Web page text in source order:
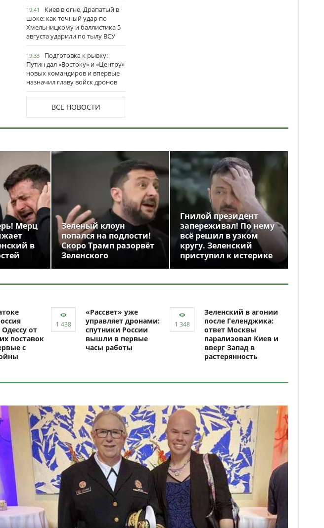
19:41
Киев в огне, Драпатый в
шоке: как точный удар по
Хмельницкому и баллистика 5
августа ударили по тылу ВСУ
19:33
Подготовка к рывку:
Путин дал «Востоку» и «Центру»
новых командиров и впервые
назначил главу войск дронов
ВСЕ НОВОСТИ
Мерц
в
Зеленый клоун
попался на подлости!
Скоро Трамп разорвёт
Зеленского
Гнилой президент
запереживал! По нему
всё решил в узком
кругу. Зеленский
приступил к истерике
от
поставок
с
«Рассвет» уже
управляет дронами:
спутники России
вышли в первые
часы работы
Зеленский в агонии
после Геленджика:
ответ Москвы
парализовал Киев и
вверг Запад в
растерянность